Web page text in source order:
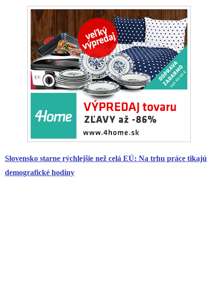
Slovensko starne rýchlejšie než celá EÚ: Na trhu práce tikajú
demografické hodiny